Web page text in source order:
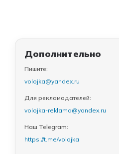
Дополнительно
Пишите:
volojka@yandex.ru
Для рекламодателей:
volojka-reklama@yandex.ru
Наш Telegram:
https://t.me/volojka